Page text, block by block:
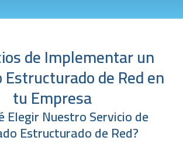
de Implementar un
Estructurado de Red en
tu Empresa
Elegir Nuestro Servicio de
Estructurado de Red?